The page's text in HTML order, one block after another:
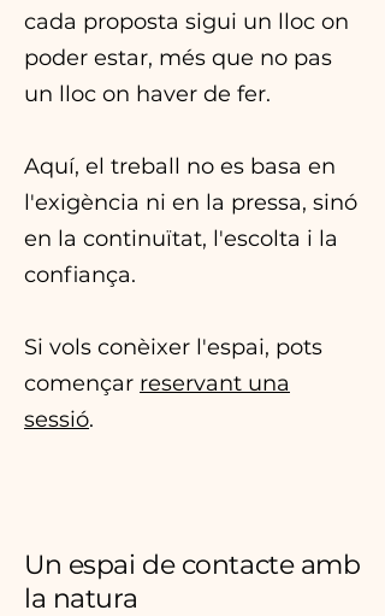
cada proposta sigui un lloc on
poder estar, més que no pas
un lloc on haver de fer.
Aquí, el treball no es basa en
l'exigència ni en la pressa, sinó
en la continuïtat, l'escolta i la
confiança.
Si vols conèixer l'espai, pots
començar reservant una
sessió.
Un espai de contacte amb
la natura